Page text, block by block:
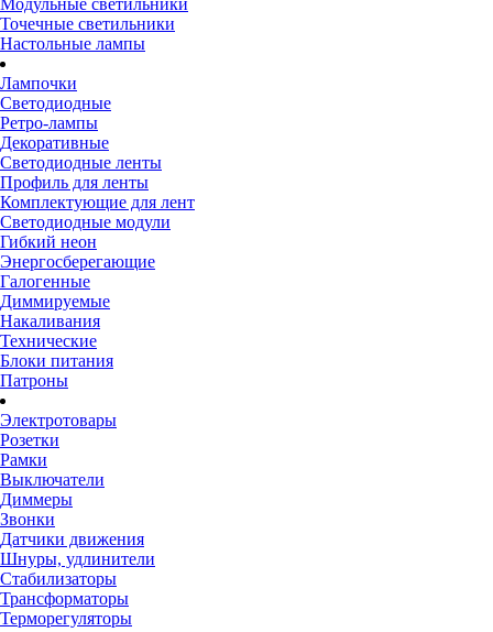
Модульные светильники
Точечные светильники
Настольные лампы
Лампочки
Светодиодные
Ретро-лампы
Декоративные
Светодиодные ленты
Профиль для ленты
Комплектующие для лент
Светодиодные модули
Гибкий неон
Энергосберегающие
Галогенные
Диммируемые
Накаливания
Технические
Блоки питания
Патроны
Электротовары
Розетки
Рамки
Выключатели
Диммеры
Звонки
Датчики движения
Шнуры, удлинители
Стабилизаторы
Трансформаторы
Терморегуляторы